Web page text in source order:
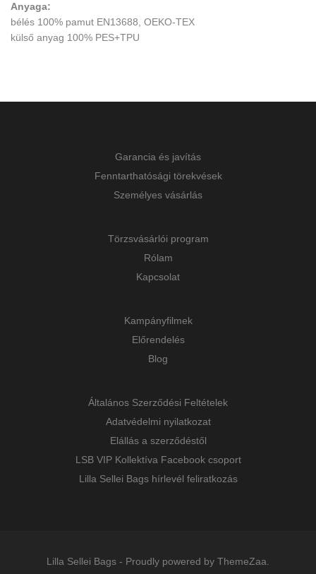
Anyaga:
bélés 100% pamut EN13688, OEKO-TEX
külső anyag 100% PES+TPU
Garancia és javítás
Fenntarthatósági törekvések
Személyes vásárlás
Törzsvásárlói program
Rólam
Kapcsolat
Kampányfilmek
Előrendelés
Blog
Általános Szerződési Feltételek
Adatvédelmi nyilatkozat
Elállás a szerződéstől
LSB VIP Kollektíva Facebook csoport
Lilla Sellei Bags hírlevél feliratkozás
Lilla Sellei Bags - Proudly powered by ThemeZaa.